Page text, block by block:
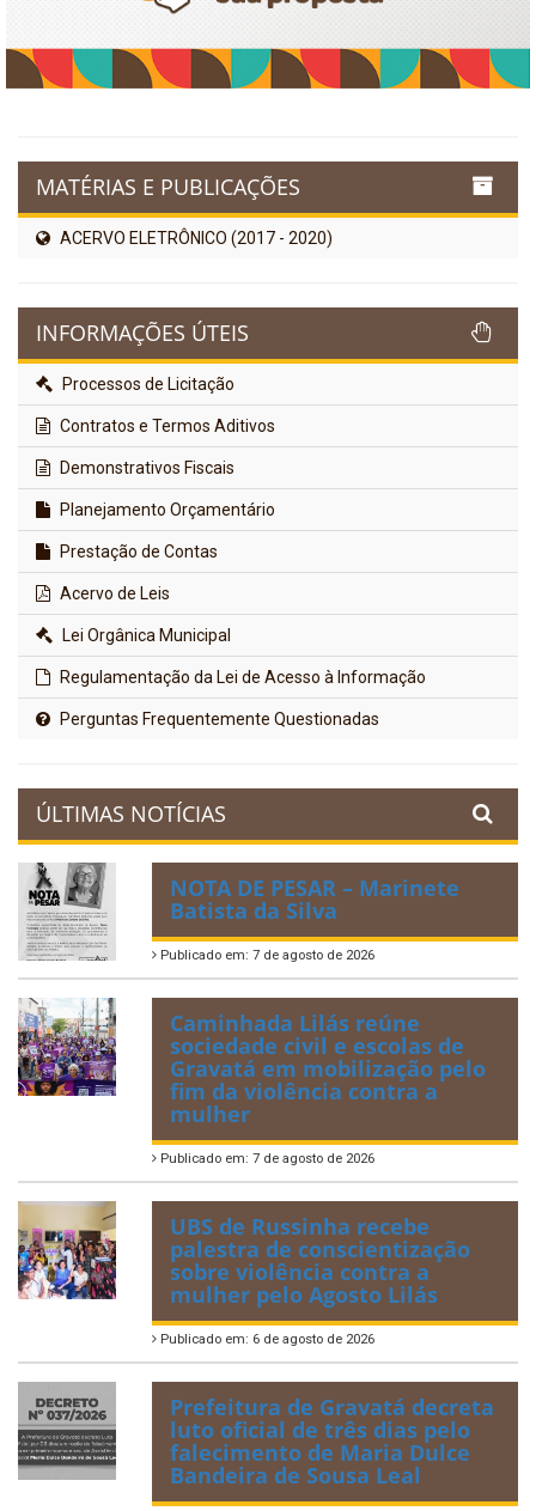
MATÉRIAS E PUBLICAÇÕES
ACERVO ELETRÔNICO (2017 - 2020)
INFORMAÇÕES ÚTEIS
Processos de Licitação
Contratos e Termos Aditivos
Demonstrativos Fiscais
Planejamento Orçamentário
Prestação de Contas
Acervo de Leis
Lei Orgânica Municipal
Regulamentação da Lei de Acesso à Informação
Perguntas Frequentemente Questionadas
ÚLTIMAS NOTÍCIAS
NOTA DE PESAR – Marinete
Batista da Silva
Publicado em: 7 de agosto de 2026
Caminhada Lilás reúne
sociedade civil e escolas de
Gravatá em mobilização pelo
fim da violência contra a
mulher
Publicado em: 7 de agosto de 2026
UBS de Russinha recebe
palestra de conscientização
sobre violência contra a
mulher pelo Agosto Lilás
Publicado em: 6 de agosto de 2026
Prefeitura de Gravatá decreta
luto oficial de três dias pelo
falecimento de Maria Dulce
Bandeira de Sousa Leal